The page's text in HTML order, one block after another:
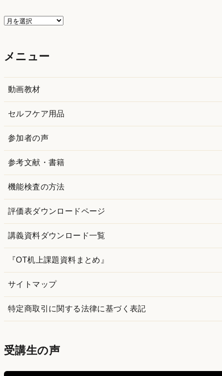
ア
イ
メニュー
動画教材
セルフケア用品
参加者の声
参考文献・書籍
機能検査の方法
評価表ダウンロードページ
講義資料ダウンロード一覧
『OT机上課題資料まとめ』
サイトマップ
特定商取引に関する法律に基づく表記
受講生の声